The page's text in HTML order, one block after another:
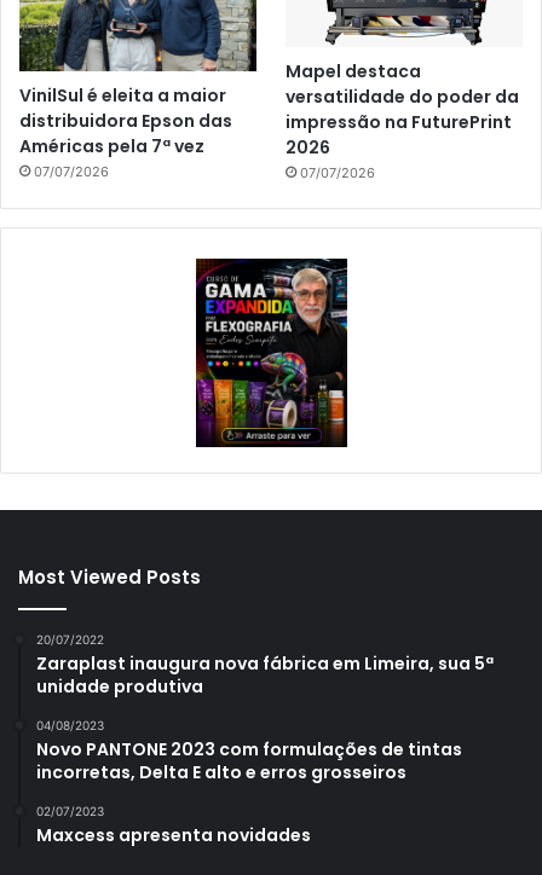
VinilSul é eleita a maior
distribuidora Epson das
Américas pela 7ª vez
07/07/2026
Mapel destaca
versatilidade do poder da
impressão na FuturePrint
2026
07/07/2026
Most Viewed Posts
20/07/2022
Zaraplast inaugura nova fábrica em Limeira, sua 5ª
unidade produtiva
04/08/2023
Novo PANTONE 2023 com formulações de tintas
incorretas, Delta E alto e erros grosseiros
02/07/2023
Maxcess apresenta novidades